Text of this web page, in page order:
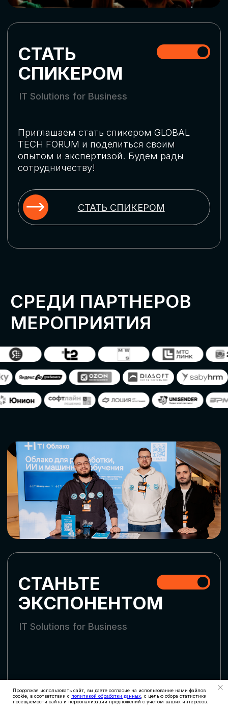
Продолжая использовать сайт, вы даете согласие на использование нами файлов
cookie, в соответствии с политикой обработки данных , с целью сбора статистики
посещаемости сайта и персонализации предложений с учетом ваших интересов.
ОСТАВИТЬ
ЗАЯВКУ
СТАТЬ ПАРТНЕРОМ
СКАЧАТЬ ПРОГРАММУ
СТАТЬ СПИКЕРОМ
Оставьте заявку, наши менеджеры
СТАТЬ УЧАСТНИКОМ